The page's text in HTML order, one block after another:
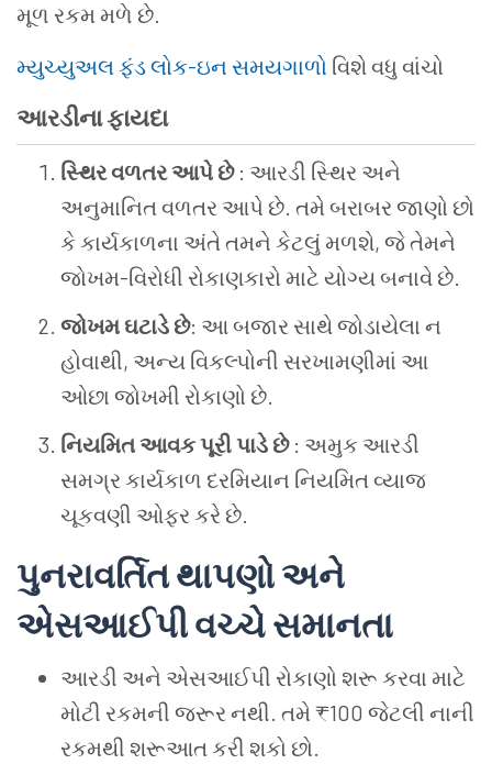
મૂળ રકમ મળે છે.
મ્યુચ્યુઅલ ફંડ લોક-ઇન સમયગાળો વિશે વધુ વાંચો
આરડીના ફાયદા
સ્થિર વળતર આપે છે : આરડી સ્થિર અને
અનુમાનિત વળતર આપે છે. તમે બરાબર જાણો છો
કે કાર્યકાળના અંતે તમને કેટલું મળશે, જે તેમને
જોખમ-વિરોધી રોકાણકારો માટે યોગ્ય બનાવે છે.
જોખમ ઘટાડે છે: આ બજાર સાથે જોડાયેલા ન
હોવાથી, અન્ય વિકલ્પોની સરખામણીમાં આ
ઓછા જોખમી રોકાણો છે.
નિયમિત આવક પૂરી પાડે છે : અમુક આરડી
સમગ્ર કાર્યકાળ દરમિયાન નિયમિત વ્યાજ
ચૂકવણી ઓફર કરે છે.
પુનરાવર્તિત થાપણો અને
એસઆઈપી વચ્ચે સમાનતા
આરડી અને એસઆઈપી રોકાણો શરૂ કરવા માટે
મોટી રકમની જરૂર નથી. તમે ₹100 જેટલી નાની
રકમથી શરૂઆત કરી શકો છો.